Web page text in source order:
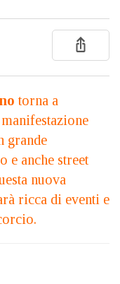
torna a
grande
e anche street
nuova
ricca di eventi e